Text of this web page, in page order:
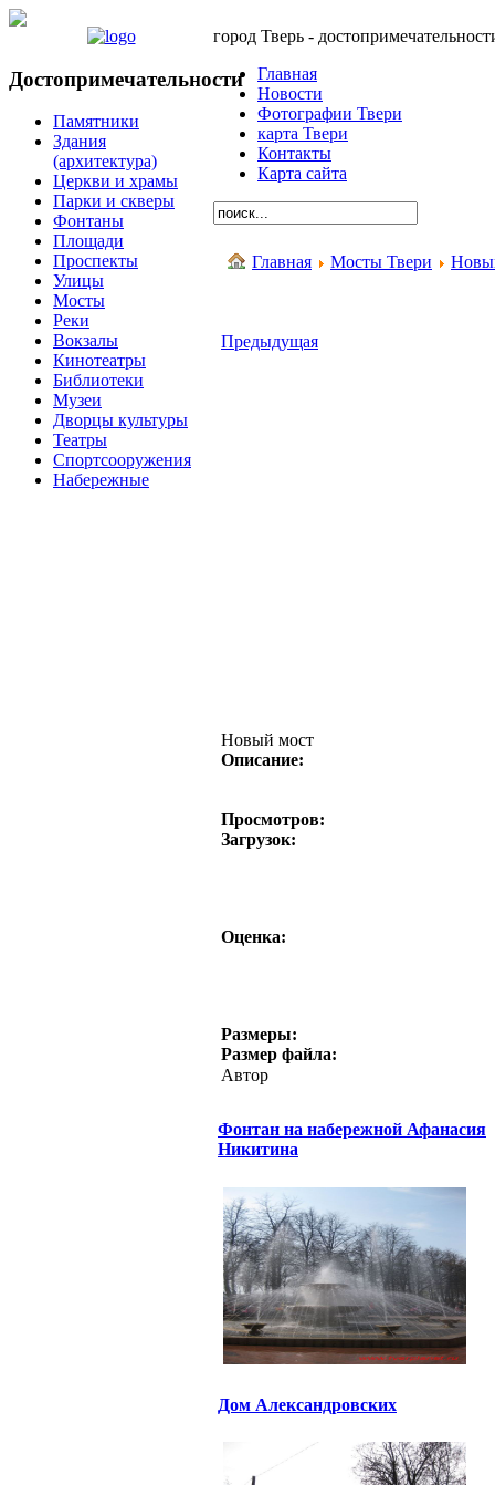
Достопримечательности
Памятники
Здания
(архитектура)
Церкви и храмы
Парки и скверы
Фонтаны
Площади
Проспекты
Улицы
Мосты
Реки
Вокзалы
Кинотеатры
Библиотеки
Музеи
Дворцы культуры
Театры
Спортсооружения
Набережные
город Тверь -
Главная
Новости
Фотографии Твери
карта Твери
Контакты
Карта сайта
Главная Мосты Твери
Предыдущая
Новый мост
Описание:
Просмотров:
Загрузок:
Оценка:
Размеры:
Размер файла:
Автор
Фонтан на набережной Афанасия
Никитина
Дом Александровских